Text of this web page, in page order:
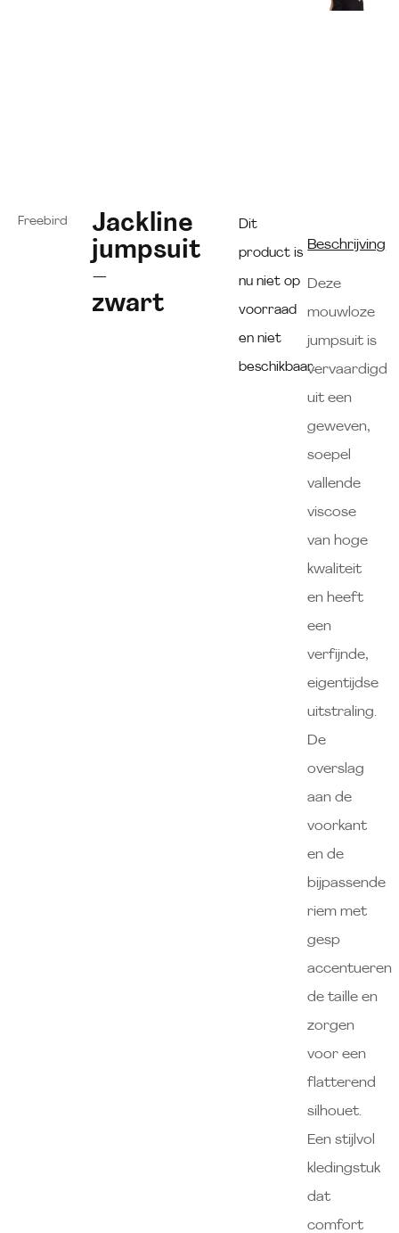
Freebird
Jackline
jumpsuit
–
zwart
Dit
product is
nu niet op
voorraad
en niet
beschikbaar.
Beschrijving
Deze
mouwloze
jumpsuit is
vervaardigd
uit een
geweven,
soepel
vallende
viscose
van hoge
kwaliteit
en heeft
een
verfijnde,
eigentijdse
uitstraling.
De
overslag
aan de
voorkant
en de
bijpassende
riem met
gesp
accentueren
de taille en
zorgen
voor een
flatterend
silhouet.
Een stijlvol
kledingstuk
dat
comfort